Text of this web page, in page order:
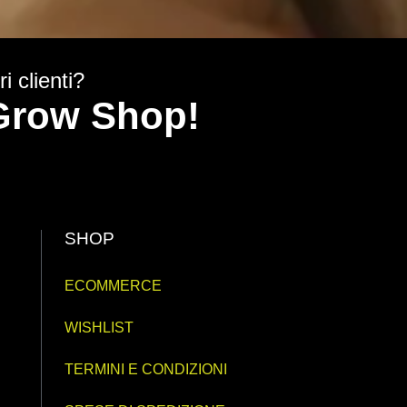
clienti?
Shop!
SHOP
ECOMMERCE
WISHLIST
TERMINI E CONDIZIONI